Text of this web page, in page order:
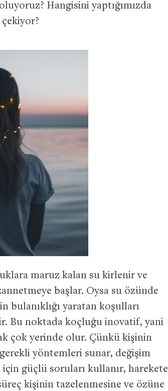
Hangisini yaptığımızda
maruz kalan su kirlenir ve
başlar. Oysa su özünde
bulanıklığı yaratan koşulları
Bu noktada koçluğu inovatif, yani
çok yerinde olur. Çünkü kişinin
yöntemleri sunar, değişim
güçlü soruları kullanır, harekete
kişinin tazelenmesine ve özüne